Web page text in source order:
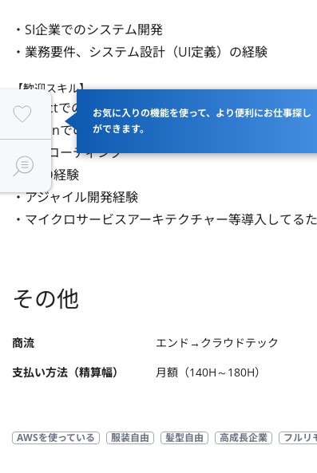
お気に入りの機能を使って、より便利にお仕事探し
ができます。
・SI企業でのシステム開発
・業務要件、システム設計（UI定義）の経験
【歓迎スキル】
・Reactでの開発経験
・Kotlinでの開発経験
・CSSコーディング
・DDD経験
・アジャイル開発経験
・マイクロサービスアーキテクチャー等導入してる
その他
商流
エンド→クラウドテック
支払い方法（精算幅）
月額（140H～180H）
AWSを使っている 服装自由 髪型自由 高成長企業 フルリ